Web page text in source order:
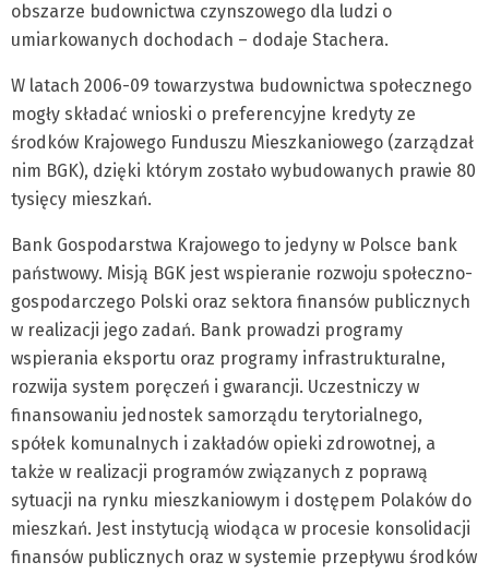
obszarze budownictwa czynszowego dla ludzi o
umiarkowanych dochodach – dodaje Stachera.
W latach 2006-09 towarzystwa budownictwa społecznego
mogły składać wnioski o preferencyjne kredyty ze
środków Krajowego Funduszu Mieszkaniowego (zarządzał
nim BGK), dzięki którym zostało wybudowanych prawie 80
tysięcy mieszkań.
Bank Gospodarstwa Krajowego to jedyny w Polsce bank
państwowy. Misją BGK jest wspieranie rozwoju społeczno-
gospodarczego Polski oraz sektora finansów publicznych
w realizacji jego zadań. Bank prowadzi programy
wspierania eksportu oraz programy infrastrukturalne,
rozwija system poręczeń i gwarancji. Uczestniczy w
finansowaniu jednostek samorządu terytorialnego,
spółek komunalnych i zakładów opieki zdrowotnej, a
także w realizacji programów związanych z poprawą
sytuacji na rynku mieszkaniowym i dostępem Polaków do
mieszkań. Jest instytucją wiodąca w procesie konsolidacji
finansów publicznych oraz w systemie przepływu środków